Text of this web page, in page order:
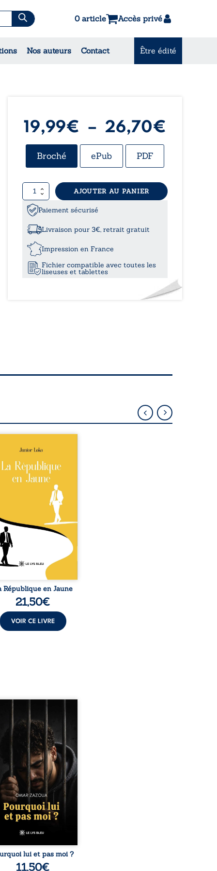
0 article Accès privé
Nos auteurs Contact Être édité
& Contes
19,99€ – 26,70€
Broché ePub PDF
quantité
de
Reste
avec
moi
Tome
AJOUTER AU PANIER
Paiement sécurisé
Livraison pour 3€, retrait gratuit
Impression en France
Fichier compatible avec toutes les
liseuses et tablettes
la naissance de
de races différentes
l’ordre établi :
est Noir et Junior est
bien que nés d’un
de Noirs. Très vite,
attire les médias
et transforme
blanc en une figure
sacrée, investie,
certains, d’une mission
Cependant, sous
couvert de ...
République en Jaune
21,50€
VOIR CE LIVRE
lui et pas moi ?
le parcours de l’auteur
par les mauvais choix,
et l’épreuve de
Mais il dévoile
les espoirs qui lui
de ne pas renoncer.
d’une histoire
ce témoignage
le destin, la
la résilience et
de se
malgré les
obstacles. Un ouvrage ...
lui et pas moi ?
11,50€